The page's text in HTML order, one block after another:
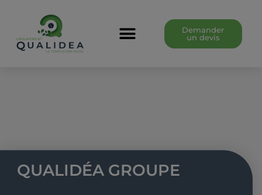
contenu
Demander
un devis
QUALIDÉA GROUPE